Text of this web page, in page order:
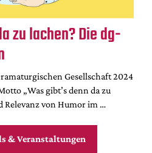
zu lachen? Die dg-
Gesellschaft 2024
„Was gibt’s denn da zu
Relevanz von Humor im …
& Veranstaltungen